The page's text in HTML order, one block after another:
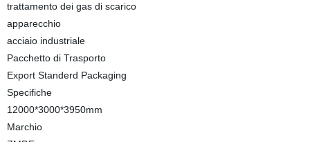
trattamento dei gas di scarico
apparecchio
acciaio industriale
Pacchetto di Trasporto
Export Standerd Packaging
Specifiche
12000*3000*3950mm
Marchio